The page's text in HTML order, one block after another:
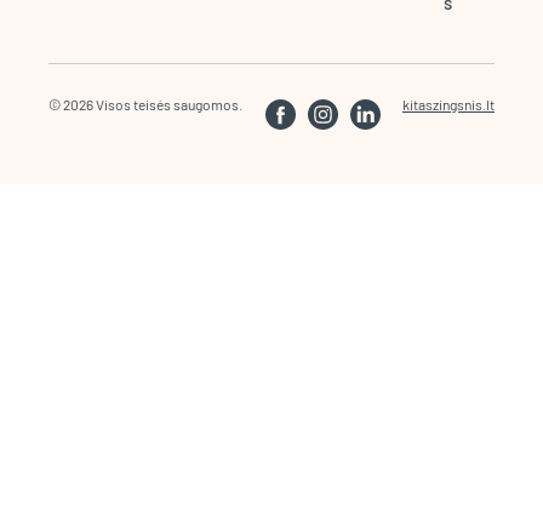
© 2026 Visos teisės saugomos. kitaszingsnis.lt